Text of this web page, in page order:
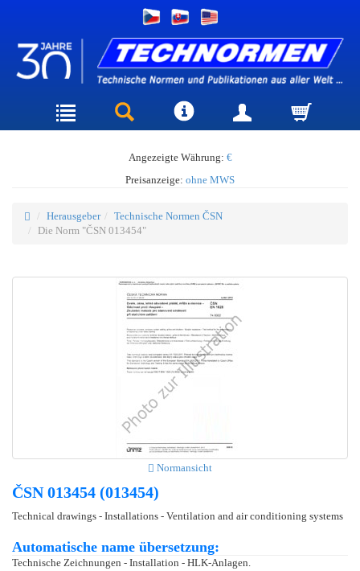
Angezeigte Währung: €
Preisanzeige: ohne MWS
Herausgeber
Technische Normen ČSN
Die Norm "ČSN 013454"
Normansicht
ČSN 013454 (013454)
Technical drawings - Installations - Ventilation and air conditioning systems
Automatische name übersetzung:
Technische Zeichnungen - Installation - HLK-Anlagen.